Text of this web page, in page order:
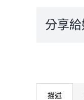
分享
描述